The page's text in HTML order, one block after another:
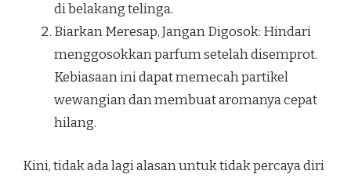
di belakang telinga.
Biarkan Meresap, Jangan Digosok: Hindari
menggosokkan parfum setelah disemprot.
Kebiasaan ini dapat memecah partikel
wewangian dan membuat aromanya cepat
hilang.
Kini, tidak ada lagi alasan untuk tidak percaya diri